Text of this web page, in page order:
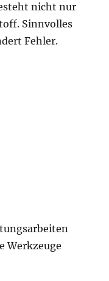
nicht nur
Sinnvolles
Fehler.
Werkzeuge